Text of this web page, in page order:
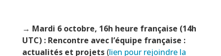
→ Mardi 6 octobre, 16h heure française (14h
UTC) : Rencontre avec l’équipe française :
actualités et projets(lien pour rejoindre la